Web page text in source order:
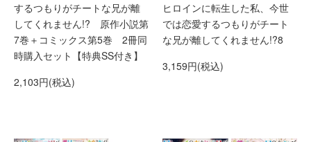
するつもりがチートな兄が離
してくれません!? 原作小説第
7巻＋コミックス第5巻 2冊同
時購入セット【特典SS付き】
2,103円(税込)
ヒロインに転生した私、今世
では恋愛するつもりがチート
な兄が離してくれません!?8
3,159円(税込)